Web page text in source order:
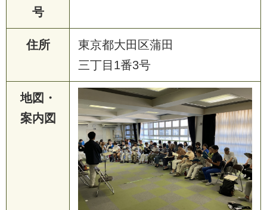
号
住所
東京都大田区蒲田
三丁目1番3号
地図・
案内図